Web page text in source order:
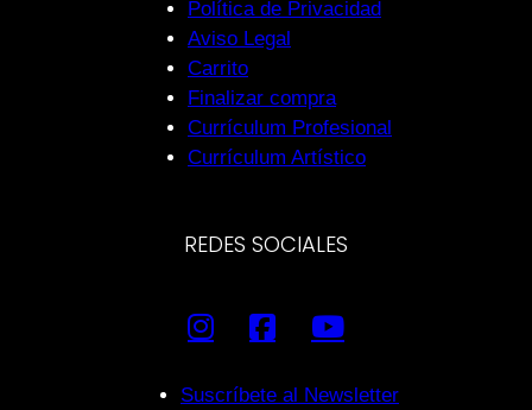
Política de Privacidad
Aviso Legal
Carrito
Finalizar compra
Currículum Profesional
Currículum Artístico
REDES SOCIALES
Suscríbete al Newsletter